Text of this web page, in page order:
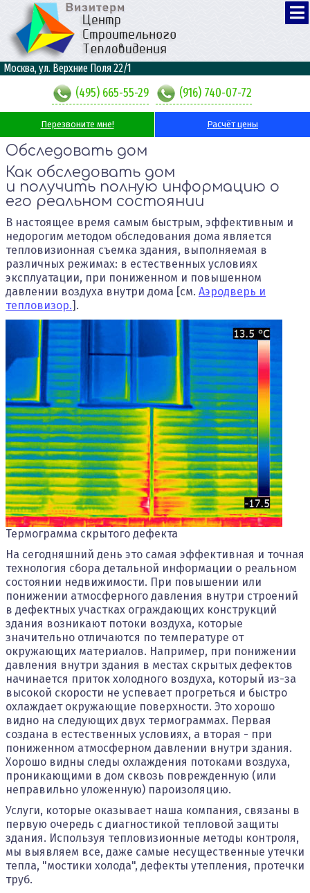
Москва, ул. Верхние Поля 22/1
(495) 665-55-29 (916) 740-07-72
Перезвоните мне! Расчёт цены
Обследовать дом
Как обследовать дом
и получить полную информацию о
его реальном состоянии
В настоящее время самым быстрым, эффективным и
недорогим методом обследования дома является
тепловизионная съемка здания, выполняемая в
различных режимах: в естественных условиях
эксплуатации, при пониженном и повышенном
давлении воздуха внутри дома [см. Аэродверь и
тепловизор.].
Термограмма скрытого дефекта
На сегодняшний день это самая эффективная и точная
технология сбора детальной информации о реальном
состоянии недвижимости. При повышении или
понижении атмосферного давления внутри строений
в дефектных участках ограждающих конструкций
здания возникают потоки воздуха, которые
значительно отличаются по температуре от
окружающих материалов. Например, при понижении
давления внутри здания в местах скрытых дефектов
начинается приток холодного воздуха, который из-за
высокой скорости не успевает прогреться и быстро
охлаждает окружающие поверхности. Это хорошо
видно на следующих двух термограммах. Первая
создана в естественных условиях, а вторая - при
пониженном атмосферном давлении внутри здания.
Хорошо видны следы охлаждения потоками воздуха,
проникающими в дом сквозь поврежденную (или
неправильно уложенную) пароизоляцию.
Услуги, которые оказывает наша компания, связаны в
первую очередь с диагностикой тепловой защиты
здания. Используя тепловизионные методы контроля,
мы выявляем все, даже самые несущественные утечки
тепла, "мостики холода", дефекты утепления, протечки
труб.